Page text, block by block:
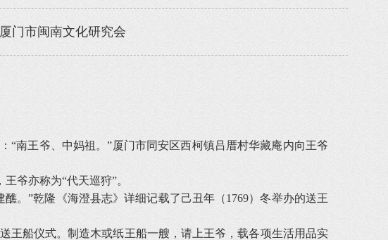
门市闽南文化研究会
南王爷、中妈祖。”厦门市同安区西柯镇吕厝村华藏庵内向王爷
爷亦称为“代天巡狩”。
”乾隆《海澄县志》详细记载了己丑年（1769）冬举办的送王
船仪式。制造木或纸王船一艘，请上王爷，载各项生活用品实